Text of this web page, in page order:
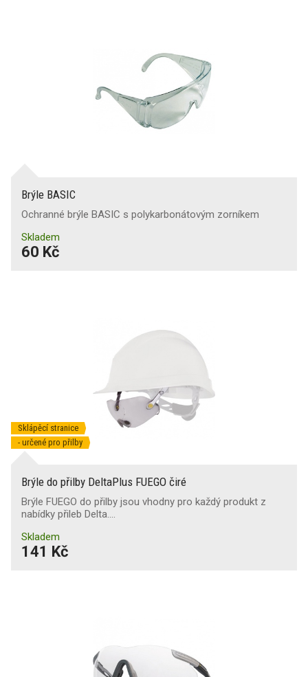
Brýle BASIC
Ochranné brýle BASIC s polykarbonátovým zorníkem
Skladem
60 Kč
Sklápěcí stranice
- určené pro přilby
Brýle do přilby DeltaPlus FUEGO čiré
Brýle FUEGO do přilby jsou vhodny pro každý produkt z
nabídky přileb Delta.…
Skladem
141 Kč